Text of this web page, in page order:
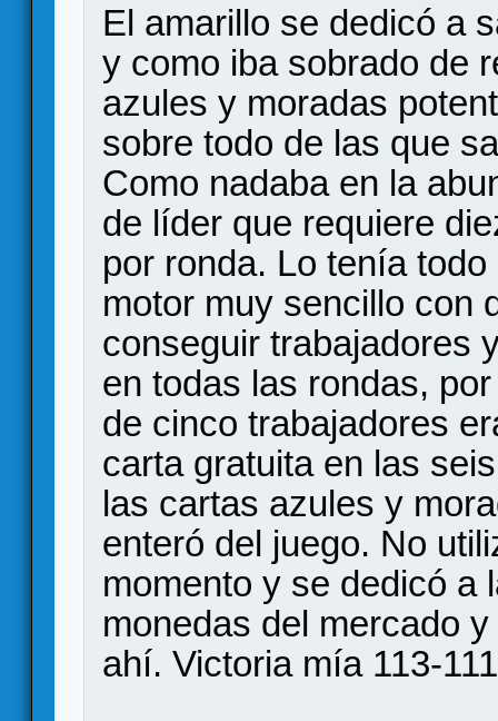
El amarillo se dedicó a
y como iba sobrado de
azules y moradas
sobre todo de las que
Como nadaba en la
de líder que requiere
por ronda. Lo tenía
motor muy sencillo con
conseguir trabajadores
en todas las rondas,
de cinco trabajadores
carta gratuita en las
las cartas azules y
enteró del juego. No
momento y se dedicó a
monedas del mercado
ahí. Victoria mía 113-